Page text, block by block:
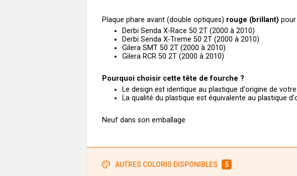
Plaque phare avant (double optiques) rouge (brillant) pour
Derbi Senda X-Race 50 2T (2000 à 2010)
Derbi Senda X-Treme 50 2T (2000 à 2010)
Gilera SMT 50 2T (2000 à 2010)
Gilera RCR 50 2T (2000 à 2010)
Pourquoi choisir cette tête de fourche ?
Le design est identique au plastique d'origine de
La qualité du plastique est équivalente au plastique
Neuf dans son emballage
AUTRES COLORIS DISPONIBLES 5